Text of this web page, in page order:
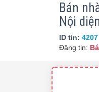
Bán
Nội
ID tin: 4207
Đăng tin: